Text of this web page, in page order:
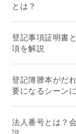
とは？
登記事項証明書
項を解説
登記簿謄本がだ
要になるシーン
法人番号とは？